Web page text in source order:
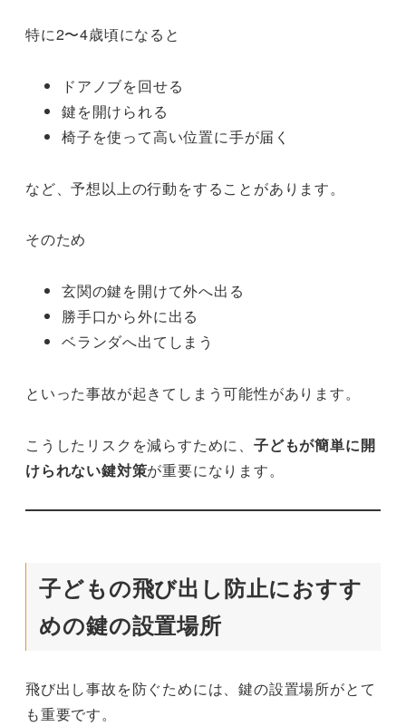
特に2〜4歳頃になると
ドアノブを回せる
鍵を開けられる
椅子を使って高い位置に手が届く
など、予想以上の行動をすることがあります。
そのため
玄関の鍵を開けて外へ出る
勝手口から外に出る
ベランダへ出てしまう
といった事故が起きてしまう可能性があります。
こうしたリスクを減らすために、 子どもが簡単に開
けられない鍵対策が重要になります。
子どもの飛び出し防止におすす
めの鍵の設置場所
飛び出し事故を防ぐためには、鍵の設置場所がとて
も重要です。